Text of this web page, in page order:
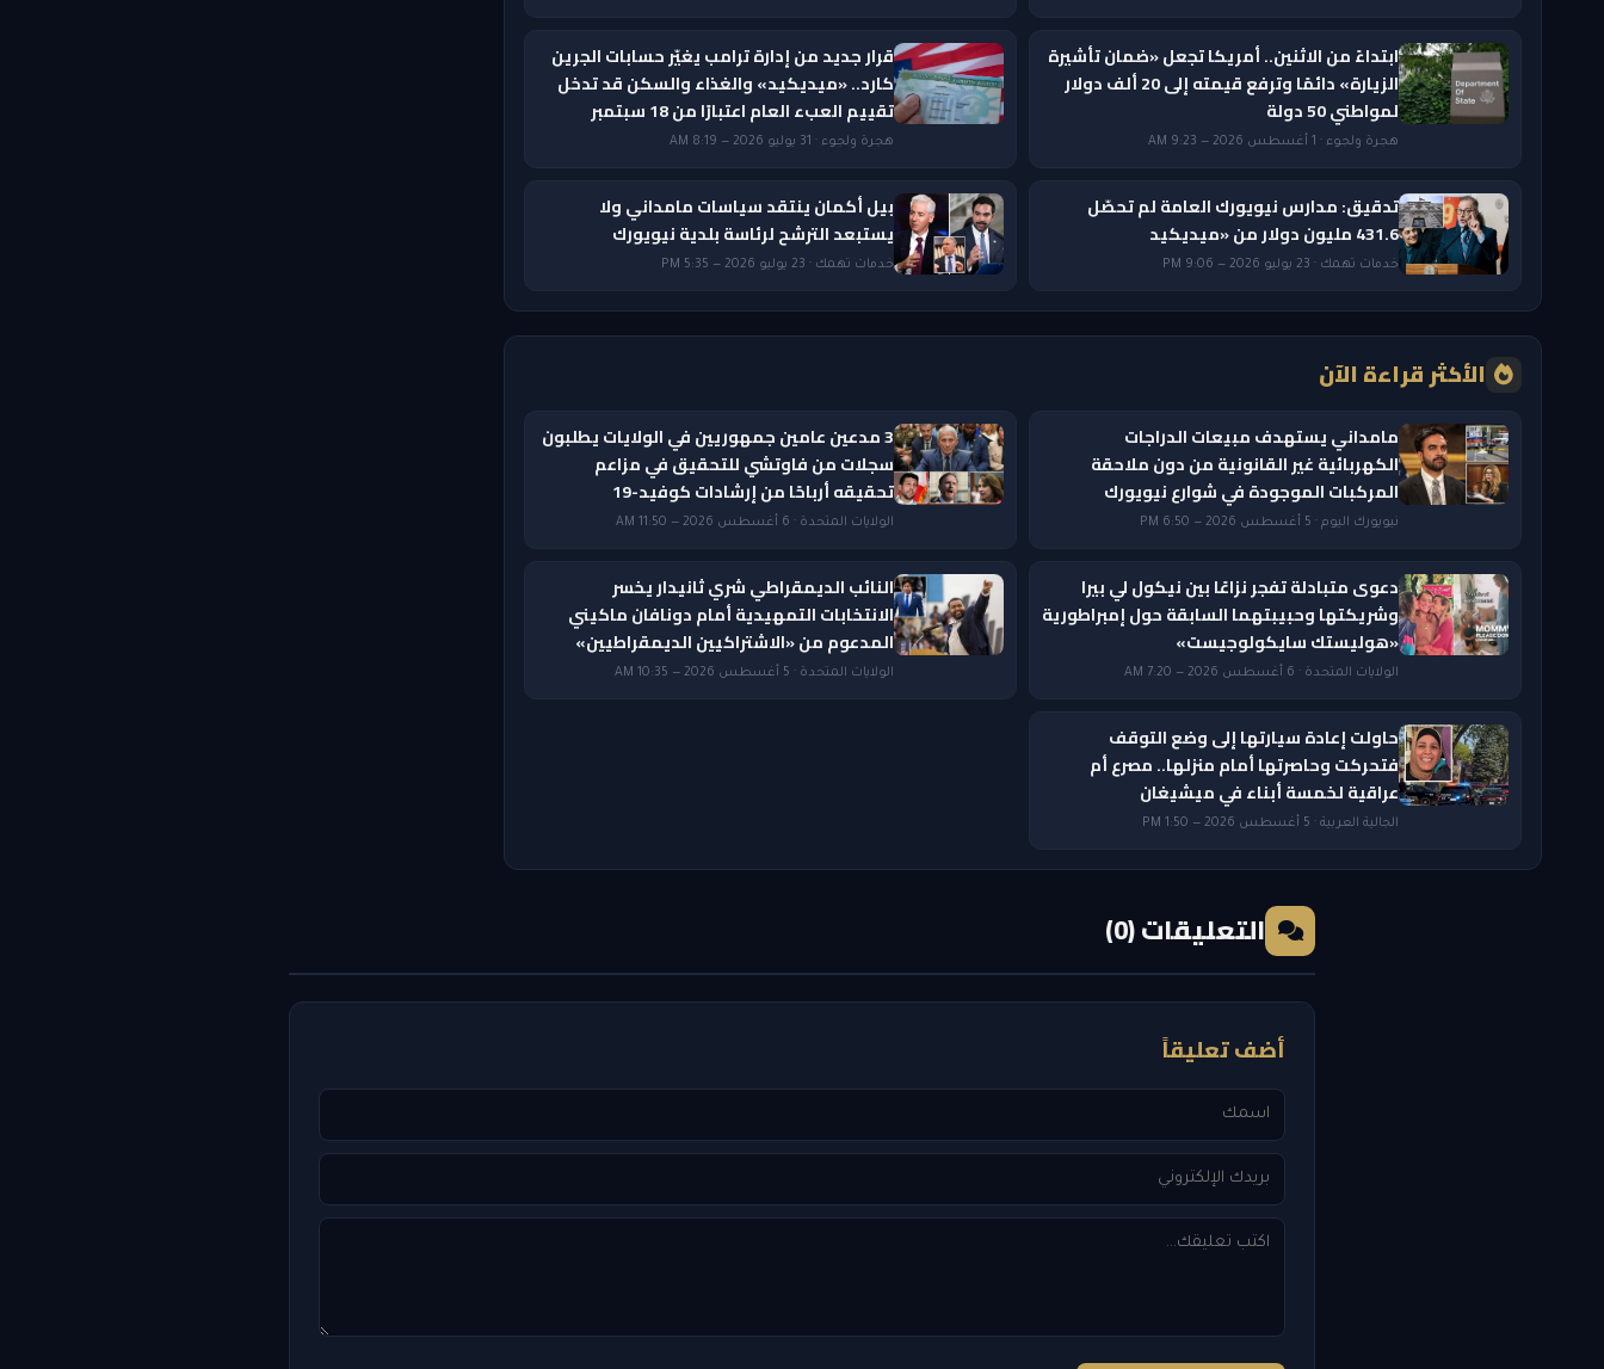
ابتداءً من الاثنين.. أمريكا تجعل «ضمان تأشيرة
الزيارة» دائمًا وترفع قيمته إلى 20 ألف دولار
لمواطني 50 دولة
هجرة ولجوء · 1 أغسطس 2026 — 9:23 AM
قرار جديد من إدارة ترامب يغيّر حسابات الجرين
كارد.. «ميديكيد» والغذاء والسكن قد تدخل
تقييم العبء العام اعتبارًا من 18 سبتمبر
هجرة ولجوء · 31 يوليو 2026 — 8:19 AM
تدقيق: مدارس نيويورك العامة لم تحصّل
431.6 مليون دولار من «ميديكيد
خدمات تهمك · 23 يوليو 2026 — 9:06 PM
بيل أكمان ينتقد سياسات مامداني ولا
يستبعد الترشح لرئاسة بلدية نيويورك
خدمات تهمك · 23 يوليو 2026 — 5:35 PM
الأكثر قراءة الآن
مامداني يستهدف مبيعات الدراجات
الكهربائية غير القانونية من دون ملاحقة
المركبات الموجودة في شوارع نيويورك
نيويورك اليوم · 5 أغسطس 2026 — 6:50 PM
3 مدعين عامين جمهوريين في الولايات يطلبون
سجلات من فاوتشي للتحقيق في مزاعم
تحقيقه أرباحًا من إرشادات كوفيد-19
الولايات المتحدة · 6 أغسطس 2026 — 11:50 AM
دعوى متبادلة تفجر نزاعًا بين نيكول لي بيرا
وشريكتها وحبيبتهما السابقة حول إمبراطورية
«هوليستك سايكولوجيست»
الولايات المتحدة · 6 أغسطس 2026 — 7:20 AM
النائب الديمقراطي شري ثانيدار يخسر
الانتخابات التمهيدية أمام دونافان ماكيني
المدعوم من «الاشتراكيين الديمقراطيين»
الولايات المتحدة · 5 أغسطس 2026 — 10:35 AM
حاولت إعادة سيارتها إلى وضع التوقف
فتحركت وحاصرتها أمام منزلها.. مصرع أم
عراقية لخمسة أبناء في ميشيغان
الجالية العربية · 5 أغسطس 2026 — 1:50 PM
التعليقات (0)
أضف تعليقاً